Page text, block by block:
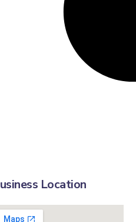
Location